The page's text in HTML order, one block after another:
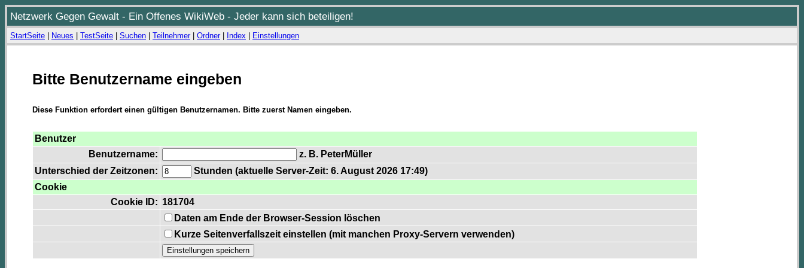
Netzwerk Gegen Gewalt - Ein Offenes WikiWeb - Jeder kann sich beteiligen!
StartSeite Neues TestSeite Suchen Teilnehmer| Ordner| Index Einstellungen
Bitte Benutzername eingeben
Diese Funktion erfordert einen gültigen Benutzernamen. Bitte zuerst Namen eingeben.
Benutzer
Benutzername:
z. B. PeterMüller
Unterschied der Zeitzonen:
Stunden (aktuelle Server-Zeit: 6. August 2026 17:49)
Cookie
Cookie ID: 181704
Daten am Ende der Browser-Session löschen
Kurze Seitenverfallszeit einstellen (mit manchen Proxy-Servern verwenden)